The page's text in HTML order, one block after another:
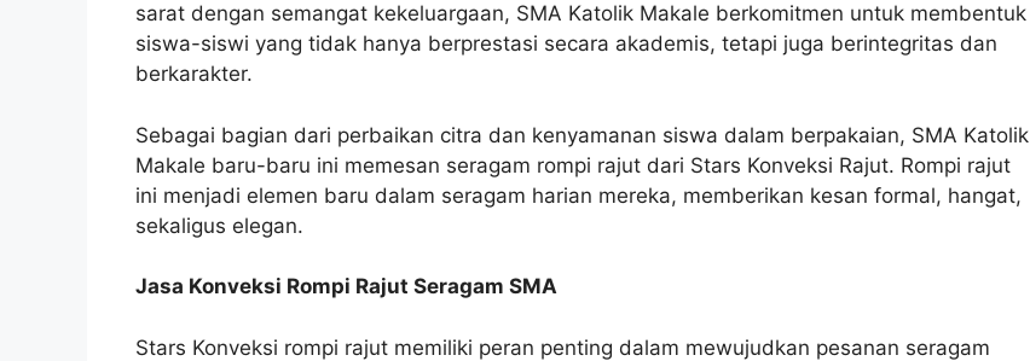
sarat dengan semangat kekeluargaan, SMA Katolik Makale berkomitmen untuk membentuk
siswa-siswi yang tidak hanya berprestasi secara akademis, tetapi juga berintegritas dan
berkarakter.
Sebagai bagian dari perbaikan citra dan kenyamanan siswa dalam berpakaian, SMA Katolik
Makale baru-baru ini memesan seragam rompi rajut dari Stars Konveksi Rajut. Rompi rajut
ini menjadi elemen baru dalam seragam harian mereka, memberikan kesan formal, hangat,
sekaligus elegan.
Jasa Konveksi Rompi Rajut Seragam SMA
Stars Konveksi rompi rajut memiliki peran penting dalam mewujudkan pesanan seragam